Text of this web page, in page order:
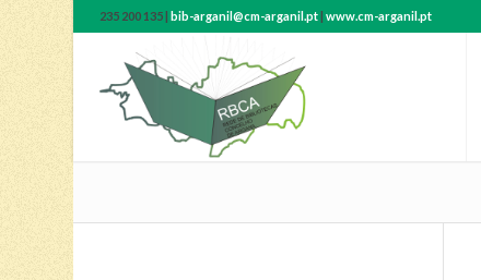
235 200 135 |bib-arganil@cm-arganil.pt|www.cm-arganil.pt